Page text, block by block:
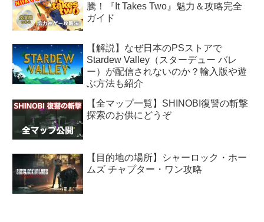
騰！『It Takes Two』魅力＆攻略完全
ガイド
【解説】なぜ日本のPSストアで
Stardew Valley（スターデュー バレ
ー）が配信されないのか？輸入版や遊
ぶ方法も紹介
【全マップ一覧】SHINOBI復讐の斬撃
探索のお供にどうぞ
【目的地の場所】シャーロック・ホー
ムズ チャプター・ワン攻略